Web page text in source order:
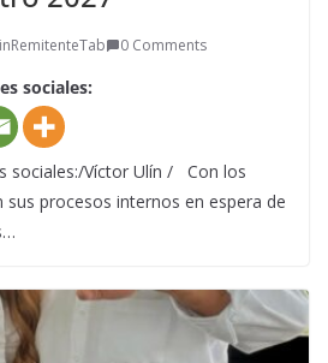
0 Comments
sociales:
sociales:/Víctor Ulín / Con los
procesos internos en espera de